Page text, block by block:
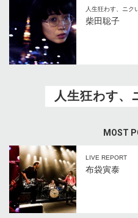
人生狂わす、ニク
柴田聡子
人生狂わす、
MOST
LIVE REPORT
布袋寅泰